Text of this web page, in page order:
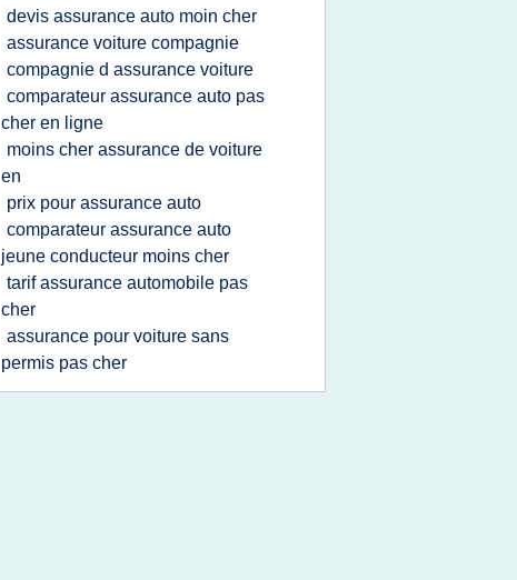
devis assurance auto moin cher
assurance voiture compagnie
compagnie d assurance voiture
comparateur assurance auto pas
cher en ligne
moins cher assurance de voiture
en
prix pour assurance auto
comparateur assurance auto
jeune conducteur moins cher
tarif assurance automobile pas
cher
assurance pour voiture sans
permis pas cher